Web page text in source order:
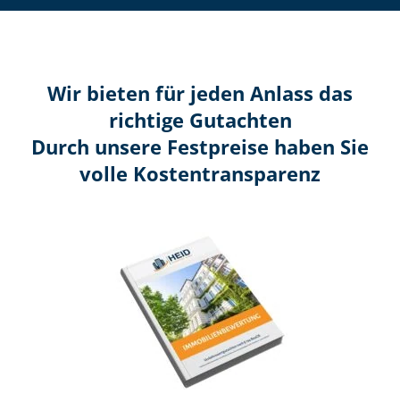
Wir bieten für jeden Anlass das
richtige Gutachten
Durch unsere Festpreise haben Sie
volle Kosten­transparenz